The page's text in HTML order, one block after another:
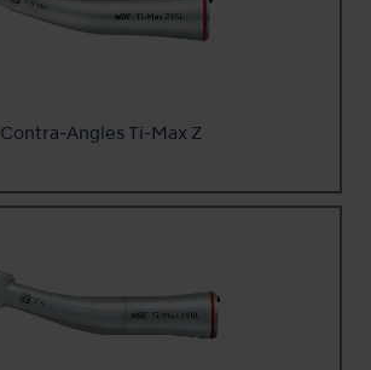
Contra-Angles Ti-Max Z